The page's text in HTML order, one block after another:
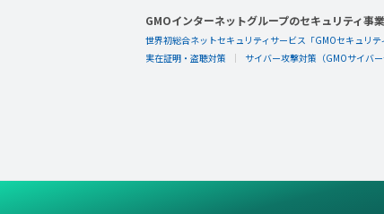
GMOインターネットグループのセキュリティ事
世界初総合ネットセキュリティサービス「GMOセキュリテ
実在証明・盗聴対策
サイバー攻撃対策（GMOサイバー